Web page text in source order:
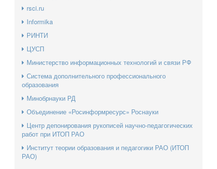
rsci.ru
Informika
РИНТИ
ЦУСП
Министерство информационных технологий и связи РФ
Система дополнительного профессионального
образования
Минобрнауки РД
Объединение «Росинформресурс» Роснауки
Центр депонирования рукописей научно-педагогических
работ при ИТОП РАО
Институт теории образования и педагогики РАО (ИТОП
РАО)